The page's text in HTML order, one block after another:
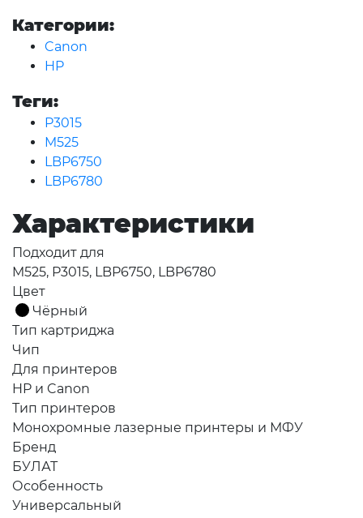
Категории:
Canon
HP
Теги:
P3015
M525
LBP6750
LBP6780
Характеристики
Подходит для
M525, P3015, LBP6750, LBP6780
Цвет
Чёрный
Тип картриджа
Чип
Для принтеров
HP и Canon
Тип принтеров
Монохромные лазерные принтеры и МФУ
Бренд
БУЛАТ
Особенность
Универсальный